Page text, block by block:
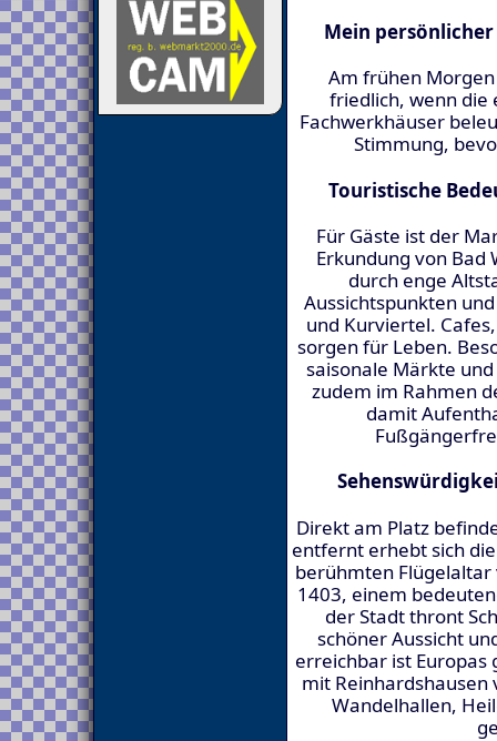
Mein
Am frühen
friedlich, wenn die
Fachwerkhäuser
Stimmung,
Touristische
Für Gäste ist der
Erkundung von Bad
durch enge
Aussichtspunkten
und Kurviertel.
sorgen für Leben.
saisonale Märkte
zudem im Rahmen
damit
Direkt am Platz
entfernt erhebt sich
berühmten Flügelaltar
1403, einem
der Stadt thront
schöner Aussicht
erreichbar ist
mit
Wandelhallen,